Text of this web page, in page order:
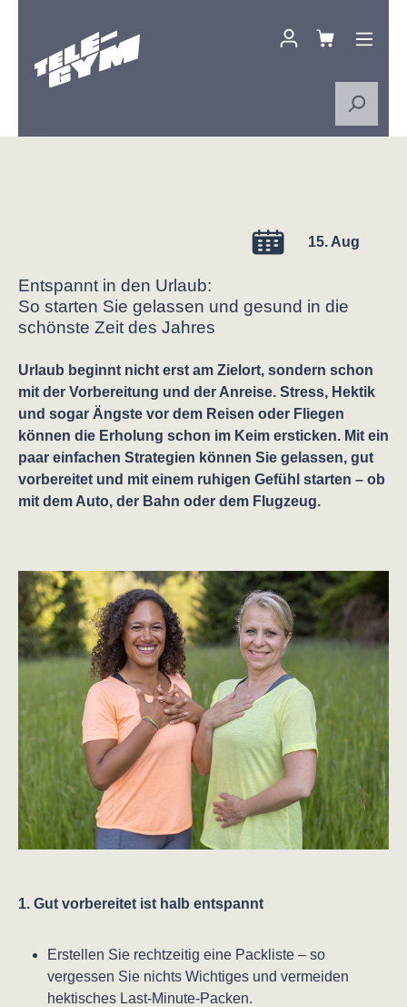
15. Aug
Entspannt in den Urlaub:
So starten Sie gelassen und gesund in die
schönste Zeit des Jahres
Urlaub beginnt nicht erst am Zielort, sondern schon
mit der Vorbereitung und der Anreise. Stress, Hektik
und sogar Ängste vor dem Reisen oder Fliegen
können die Erholung schon im Keim ersticken. Mit ein
paar einfachen Strategien können Sie gelassen, gut
vorbereitet und mit einem ruhigen Gefühl starten – ob
mit dem Auto, der Bahn oder dem Flugzeug.
1. Gut vorbereitet ist halb entspannt
Erstellen Sie rechtzeitig eine Packliste – so
vergessen Sie nichts Wichtiges und vermeiden
hektisches Last-Minute-Packen.